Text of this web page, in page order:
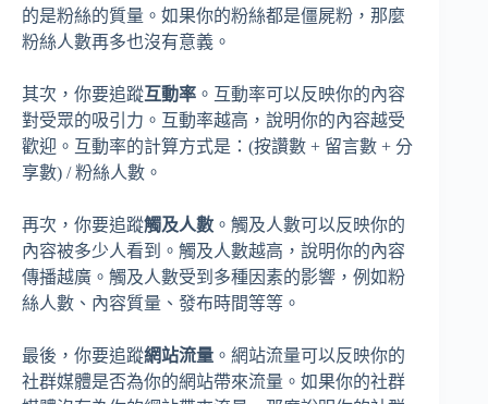
的是粉絲的質量。如果你的粉絲都是僵屍粉，那麼
粉絲人數再多也沒有意義。
其次，你要追蹤互動率 。互動率可以反映你的內容
對受眾的吸引力。互動率越高，說明你的內容越受
歡迎。互動率的計算方式是：(按讚數 + 留言數 + 分
享數) / 粉絲人數。
再次，你要追蹤觸及人數 。觸及人數可以反映你的
內容被多少人看到。觸及人數越高，說明你的內容
傳播越廣。觸及人數受到多種因素的影響，例如粉
絲人數、內容質量、發布時間等等。
最後，你要追蹤網站流量 。網站流量可以反映你的
社群媒體是否為你的網站帶來流量。如果你的社群